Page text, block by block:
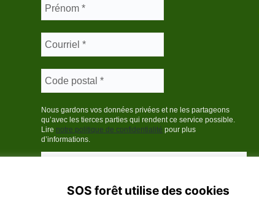
Nous gardons vos données privées et ne les partageons
qu’avec les tierces parties qui rendent ce service possible.
Lire notre politique de confidentialité pour plus
d’informations.
SOS forêt utilise des cookies